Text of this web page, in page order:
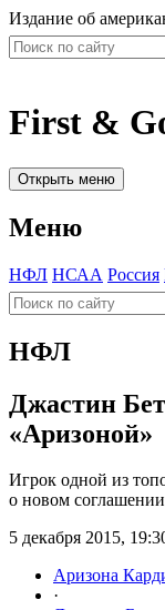
Издание об
First &
Открыть меню
Меню
НФЛ НСАА Россия
НФЛ
Джастин
«Аризоной»
Игрок одной из
о новом
5 декабря 2015,
Аризона
·